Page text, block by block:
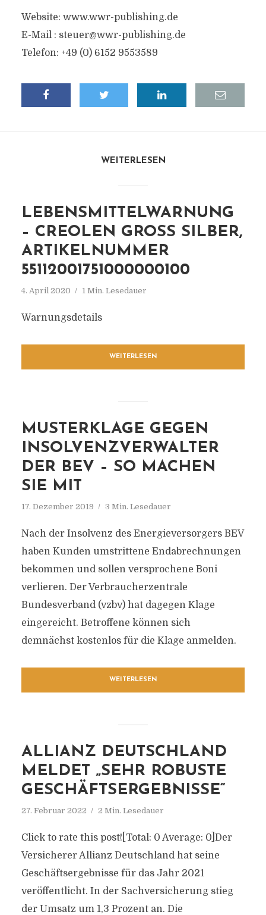
Website: www.wwr-publishing.de
E-Mail : steuer@wwr-publishing.de
Telefon: +49 (0) 6152 9553589
WEITERLESEN
LEBENSMITTELWARNUNG
– CREOLEN GROSS SILBER, A
RTIKELNUMMER 5
5112001751000000100
4. April 2020 1 Min. Lesedauer
Warnungsdetails
WEITERLESEN
MUSTERKLAGE GEGEN
INSOLVENZVERWALTER
DER BEV – SO MACHEN
SIE MIT
17. Dezember 2019 3 Min. Lesedauer
Nach der Insolvenz des Energieversorgers BEV
haben Kunden umstrittene Endabrechnungen
bekommen und sollen versprochene Boni
verlieren. Der Verbraucherzentrale
Bundesverband (vzbv) hat dagegen Klage
eingereicht. Betroffene können sich
demnächst kostenlos für die Klage anmelden.
WEITERLESEN
ALLIANZ DEUTSCHLAND
MELDET „SEHR ROBUSTE
GESCHÄFTSERGEBNISSE“
27. Februar 2022 2 Min. Lesedauer
Click to rate this post![Total: 0 Average: 0]Der
Versicherer Allianz Deutschland hat seine
Geschäftsergebnisse für das Jahr 2021
veröffentlicht. In der Sachversicherung stieg
der Umsatz um 1,3 Prozent an. Die